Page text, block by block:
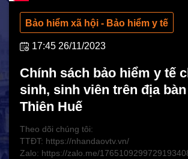
CHÍNH SÁCH AN SINH
Bảo hiểm xã hội - Bảo hiểm y tế
17:45 26/11/2023
Chính sách bảo hiểm y tế
sinh, sinh viên trên địa
Thiên Huế
Theo dõi chúng tôi:
TTĐT: https://nhandaovtv.vn/
Zalo: https://zalo.me/